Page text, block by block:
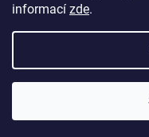
informací zde.
Copyright 2026